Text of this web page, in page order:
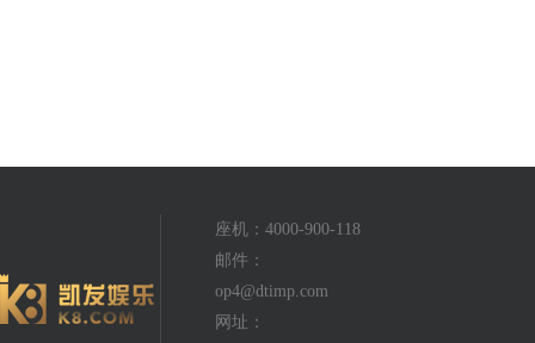
座机：4000-900-118
邮件：
op4@dtimp.com
网址：